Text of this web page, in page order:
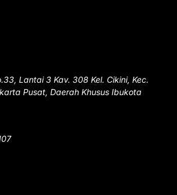
Lantai 3 Kav. 308 Kel. Cikini, Kec.
Pusat, Daerah Khusus Ibukota